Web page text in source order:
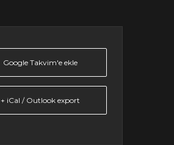
Google Takvim'e ekle
+ iCal / Outlook export